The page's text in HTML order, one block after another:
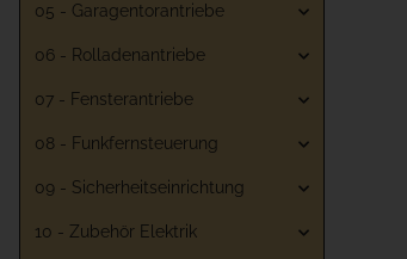
05 - Garagentorantriebe
06 - Rolladenantriebe
07 - Fensterantriebe
08 - Funkfernsteuerung
09 - Sicherheitseinrichtung
10 - Zubehör Elektrik